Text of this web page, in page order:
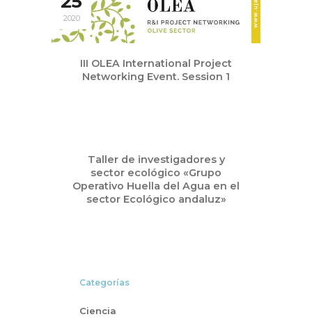
2020
III OLEA International Project
Networking Event. Session 1
2020
Taller de investigadores y
sector ecológico «Grupo
Operativo Huella del Agua en el
sector Ecológico andaluz»
Categorías
Ciencia